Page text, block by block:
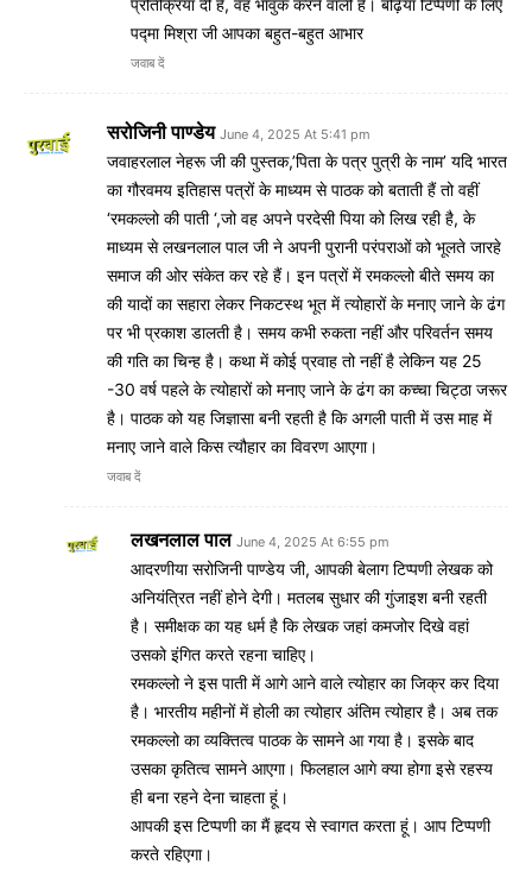
प्रतिक्रिया दी है, वह भावुक करने वाली है। बढ़िया टिप्पणी के लिए
पद्मा मिश्रा जी आपका बहुत-बहुत आभार
जवाब दें
सरोजिनी पाण्डेय June 4, 2025 At 5:41 pm
जवाहरलाल नेहरू जी की पुस्तक,’पिता के पत्र पुत्री के नाम’ यदि भारत
का गौरवमय इतिहास पत्रों के माध्यम से पाठक को बताती हैं तो वहीं
‘रमकल्लो की पाती ‘,जो वह अपने परदेसी पिया को लिख रही है, के
माध्यम से लखनलाल पाल जी ने अपनी पुरानी परंपराओं को भूलते जारहे
समाज की ओर संकेत कर रहे हैं। इन पत्रों में रमकल्लो बीते समय का
की यादों का सहारा लेकर निकटस्थ भूत में त्योहारों के मनाए जाने के ढंग
पर भी प्रकाश डालती है। समय कभी रुकता नहीं और परिवर्तन समय
की गति का चिन्ह है। कथा में कोई प्रवाह तो नहीं है लेकिन यह 25
-30 वर्ष पहले के त्योहारों को मनाए जाने के ढंग का कच्चा चिट्ठा जरूर
है। पाठक को यह जिज्ञासा बनी रहती है कि अगली पाती में उस माह में
मनाए जाने वाले किस त्यौहार का विवरण आएगा।
जवाब दें
लखनलाल पाल June 4, 2025 At 6:55 pm
आदरणीया सरोजिनी पाण्डेय जी, आपकी बेलाग टिप्पणी लेखक को
अनियंत्रित नहीं होने देगी। मतलब सुधार की गुंजाइश बनी रहती
है। समीक्षक का यह धर्म है कि लेखक जहां कमजोर दिखे वहां
उसको इंगित करते रहना चाहिए।
रमकल्लो ने इस पाती में आगे आने वाले त्योहार का जिक्र कर दिया
है। भारतीय महीनों में होली का त्योहार अंतिम त्योहार है। अब तक
रमकल्लो का व्यक्तित्व पाठक के सामने आ गया है। इसके बाद
उसका कृतित्व सामने आएगा। फिलहाल आगे क्या होगा इसे रहस्य
ही बना रहने देना चाहता हूं।
आपकी इस टिप्पणी का मैं हृदय से स्वागत करता हूं। आप टिप्पणी
करते रहिएगा।